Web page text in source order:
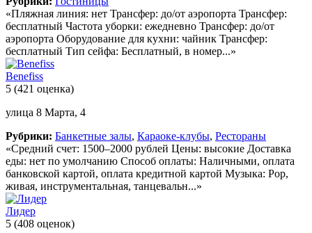
«Пляжная линия: нет Трансфер: до/от аэропорта Трансфер:
бесплатный Частота уборки: ежедневно Трансфер: до/от
аэропорта Оборудование для кухни: чайник Трансфер:
бесплатный Тип сейфа: Бесплатный, в номер...»
Benefiss
5 (421 оценка)
улица 8 Марта, 4
Рубрики: Банкетные залы, Караоке-клубы, Рестораны
«Средний счет: 1500–2000 рублей Цены: высокие Доставка
еды: нет по умолчанию Способ оплаты: Наличными, оплата
банковской картой, оплата кредитной картой Музыка: Pop,
живая, инструментальная, танцевальн...»
Лидер
5 (408 оценок)